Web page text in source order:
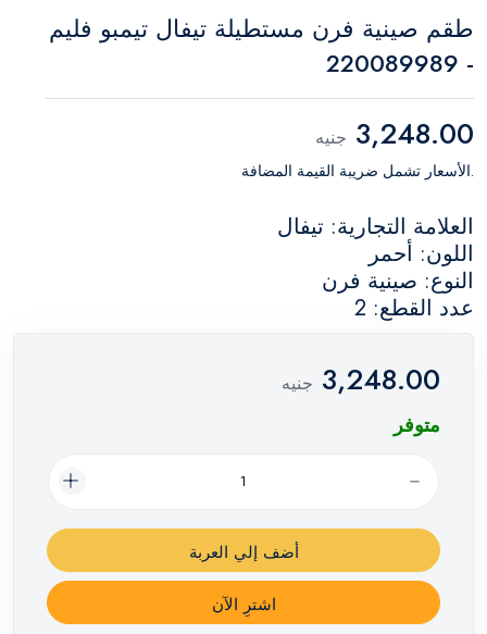
طقم صينية فرن مستطيلة تيفال تيمبو فليم
- 220089989
3,248.00 جنيه
.الأسعار تشمل ضريبة القيمة المضافة
العلامة التجارية: تيفال
اللون: أحمر
النوع: صينية فرن
عدد القطع: 2
3,248.00 جنيه
متوفر
أضف إلي العربة
اشترِ الآن